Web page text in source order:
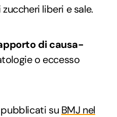
liberi e sale.
di causa-
o eccesso
su BMJ nel